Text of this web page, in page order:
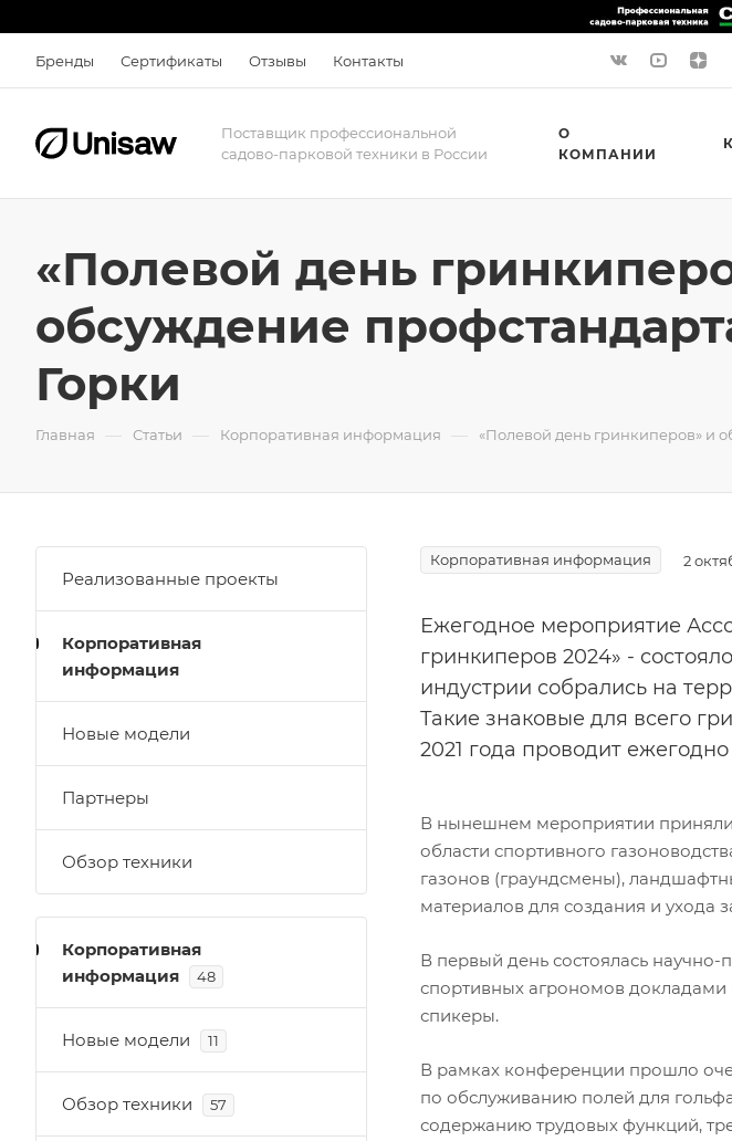
Бренды Сертификаты Отзывы Контакты
Поставщик профессиональной
садово-парковой техники в России
О
КОМПАНИИ
«Полевой день
обсуждение
Горки
Главная — Статьи — Корпоративная информация — «Полевой день гринкиперов» и
Корпоративная информация 2
Ежегодное мероприятие
гринкиперов 2024» -
индустрии собрались на
Такие знаковые для всего
2021 года проводит
В нынешнем мероприятии приняли
области спортивного
газонов (граундсмены),
материалов для создания и ухода
В первый день состоялась
спортивных агрономов
спикеры.
В рамках конференции прошло
по обслуживанию полей для
содержанию трудовых функций,
Реализованные проекты
Корпоративная
информация
Новые модели
Партнеры
Обзор техники
Корпоративная
информация
48
Новые модели 11
Обзор техники 57